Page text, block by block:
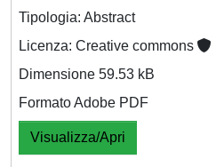
Tipologia: Abstract
Licenza: Creative commons
Dimensione 59.53 kB
Formato Adobe PDF
Visualizza/Apri